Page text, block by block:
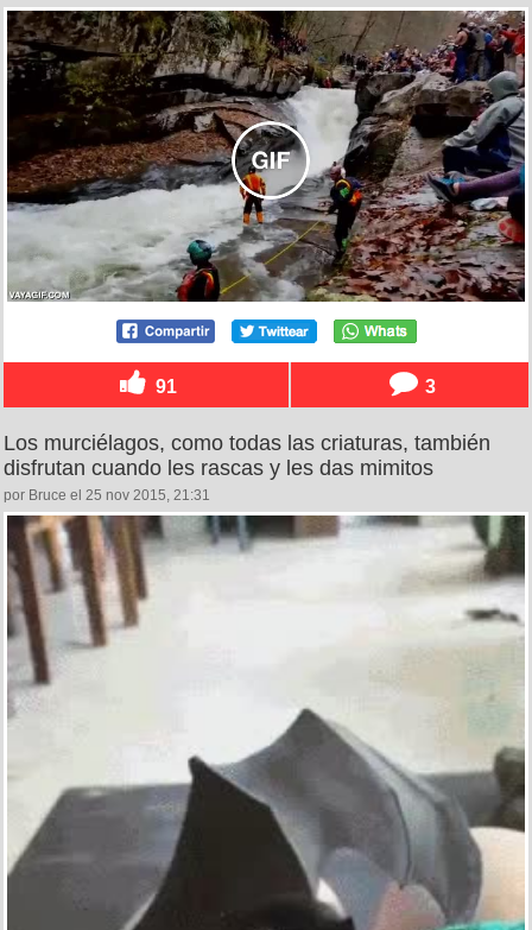
91 3
Los murciélagos, como todas las criaturas, también
disfrutan cuando les rascas y les das mimitos
por Bruce el 25 nov 2015, 21:31